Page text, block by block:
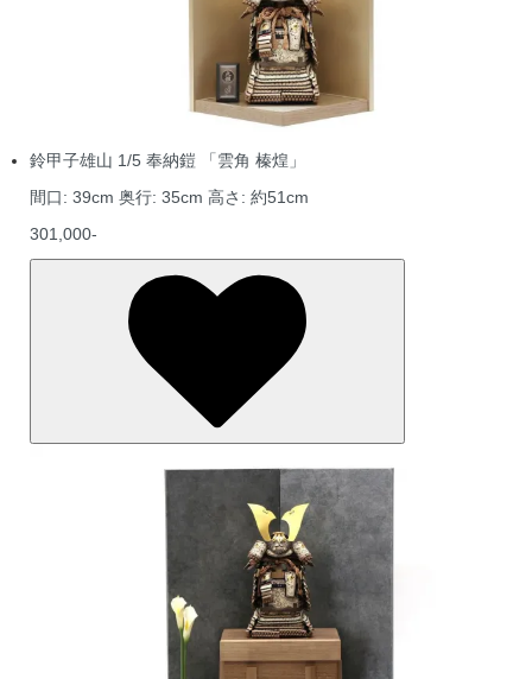
鈴甲子雄山 1/5 奉納鎧 「雲角 榛煌」
間口: 39cm 奥行: 35cm 高さ: 約51cm
301,000-